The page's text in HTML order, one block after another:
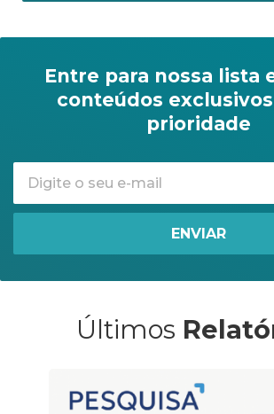
Entre para nossa lista
conteúdos
prioridade
ENVIAR
Últimos